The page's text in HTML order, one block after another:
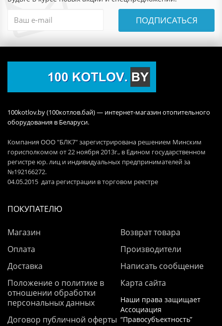
ПОДПИСАТЬСЯ
100kotlov.by (100котлов.бай) — интернет-магазин отопительного
оборудования в Беларуси.
Компания ООО "БЛК7" зарегистрирована решением Минским
горисполкомом от 22 ноября 2013г., в Едином государственном
регистре юр. лиц и индивидуальных предпринимателей за
№192166272.
04.05.2015 дата регистрации в торговом реестре
ПОКУПАТЕЛЮ
Магазин
Оплата
Доставка
Положение о политике в
отношении обработки
персональных данных
Договор публичной оферты
Возврат товара
Производители
Написать сообщение
Карта сайта
Наши права защищает
Ассоциация
“Правосубъектность”